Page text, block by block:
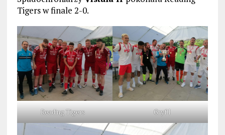
Tigers w finale 2-0.
Reading Tigers Gryf I